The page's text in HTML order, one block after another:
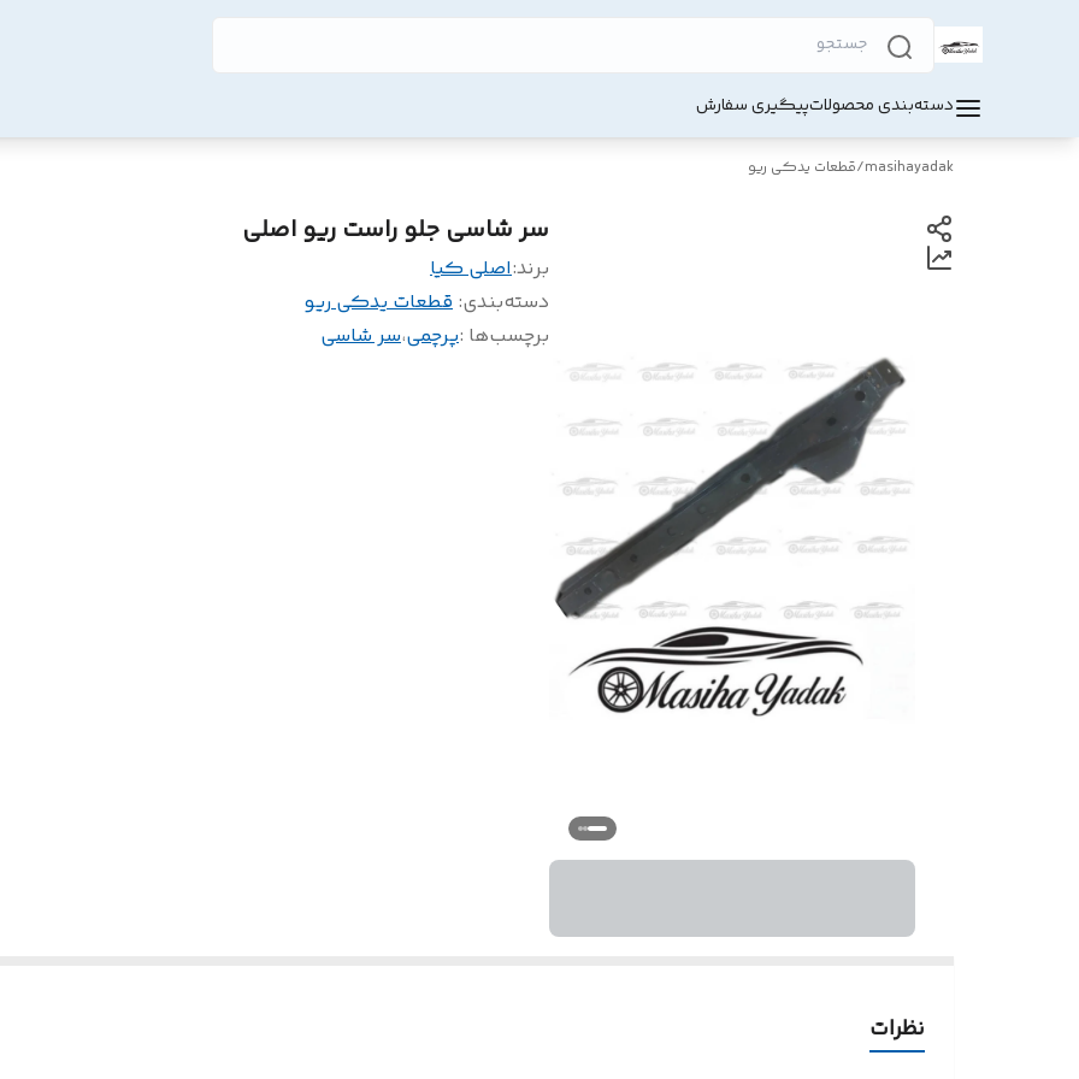
دسته‌بندی محصولاتپیگیری سفارش
masihayadak
/قطعات یدکی ریو
سر شاسی جلو راست ریو اصلی
برند:اصلی کیا
دسته‌بندی: قطعات یدکی ریو
برچسب‌ها :پرچمی،سر شاسی
نظرات